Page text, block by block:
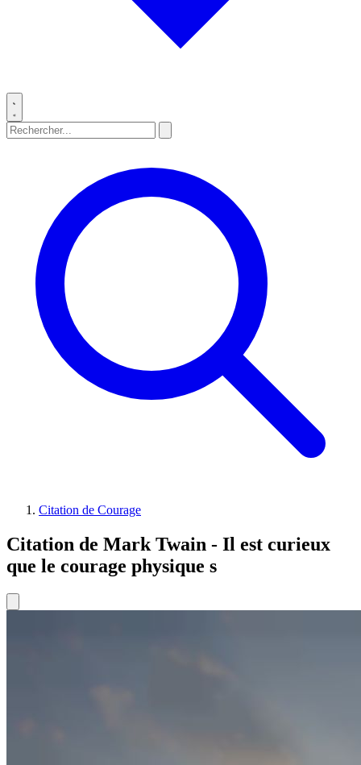
Citation de Courage
Citation de Mark Twain - Il est curieux
que le courage physique s